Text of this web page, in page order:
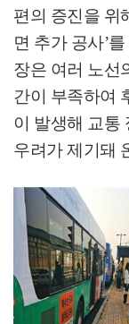
편의 증진을 위
면 추가 공사’를
장은 여러 노선
간이 부족하여
이 발생해 교통
우려가 제기돼